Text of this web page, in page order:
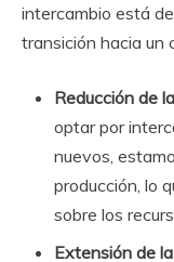
intercambio está
transición hacia un
Reducción de
optar por
nuevos,
producción, lo
sobre los
Extensión de